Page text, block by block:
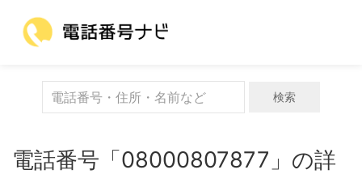
検索
電話番号「08000807877」の詳